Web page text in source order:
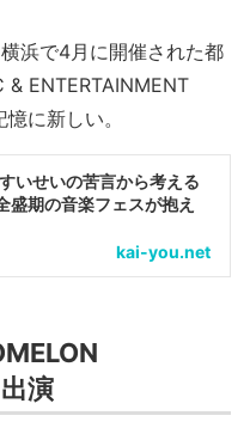
浜で4月に開催された都
& ENTERTAINMENT
に新しい。
いせいの苦言から考える
盛期の音楽フェスが抱え
kai-you.net
演